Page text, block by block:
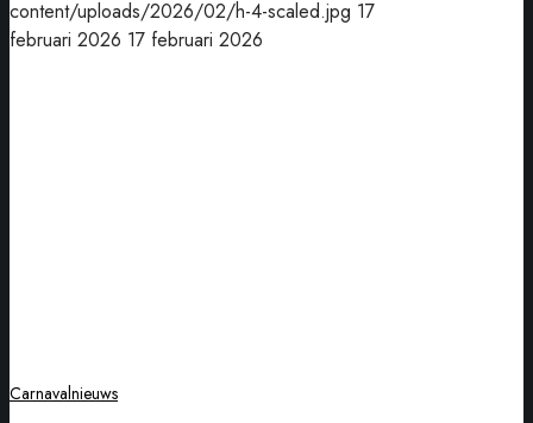
content/uploads/2026/02/h-4-scaled.jpg 17
februari 2026 17 februari 2026
Carnavalnieuws